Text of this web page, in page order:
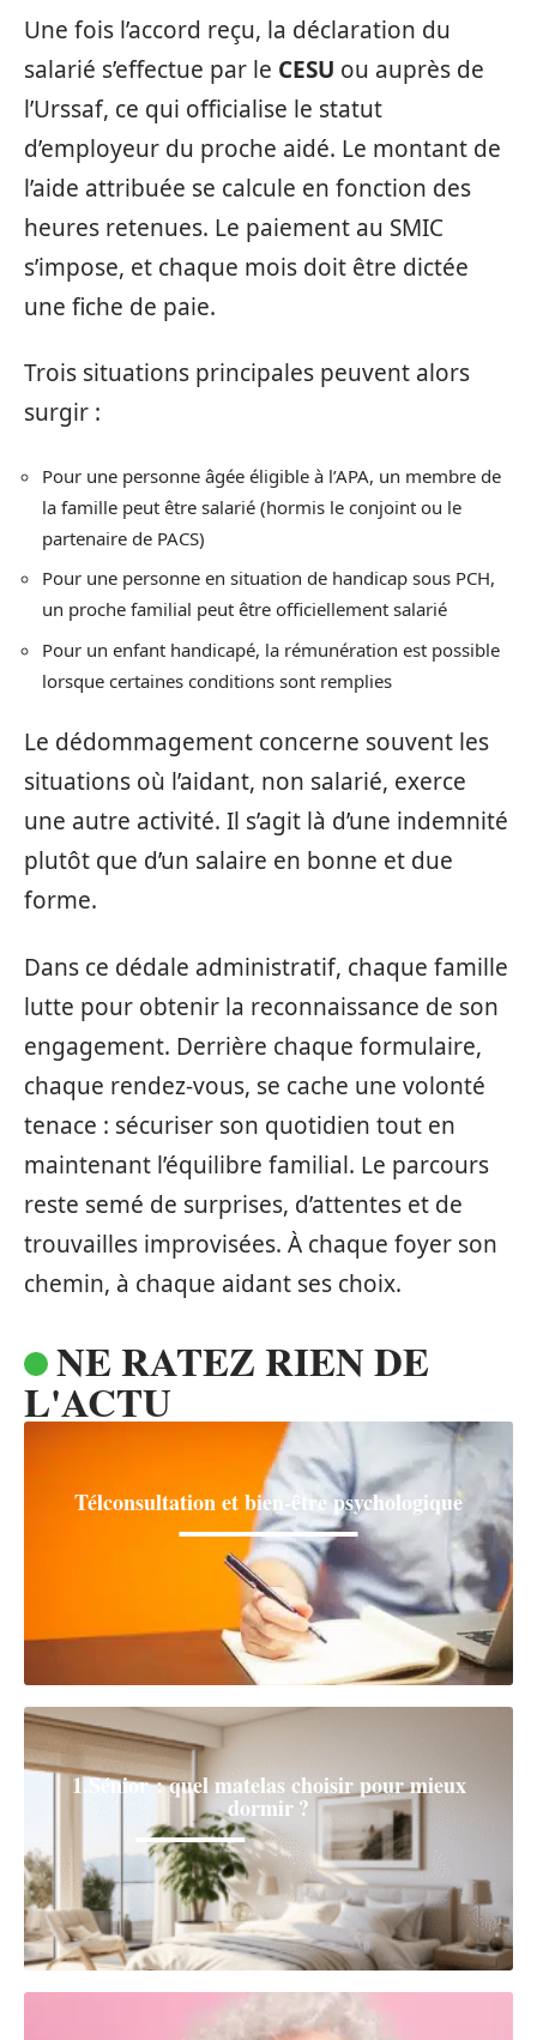
Une fois l’accord reçu, la déclaration du
salarié s’effectue par le CESU ou auprès de
l’Urssaf, ce qui officialise le statut
d’employeur du proche aidé. Le montant de
l’aide attribuée se calcule en fonction des
heures retenues. Le paiement au SMIC
s’impose, et chaque mois doit être dictée
une fiche de paie.
Trois situations principales peuvent alors
surgir :
Pour une personne âgée éligible à l’APA, un membre de
la famille peut être salarié (hormis le conjoint ou le
partenaire de PACS)
Pour une personne en situation de handicap sous PCH,
un proche familial peut être officiellement salarié
Pour un enfant handicapé, la rémunération est possible
lorsque certaines conditions sont remplies
Le dédommagement concerne souvent les
situations où l’aidant, non salarié, exerce
une autre activité. Il s’agit là d’une indemnité
plutôt que d’un salaire en bonne et due
forme.
Dans ce dédale administratif, chaque famille
lutte pour obtenir la reconnaissance de son
engagement. Derrière chaque formulaire,
chaque rendez-vous, se cache une volonté
tenace : sécuriser son quotidien tout en
maintenant l’équilibre familial. Le parcours
reste semé de surprises, d’attentes et de
trouvailles improvisées. À chaque foyer son
chemin, à chaque aidant ses choix.
NE RATEZ RIEN DE
L'ACTU
Télconsultation et bien-être psychologique
1.Sénior : quel matelas choisir pour mieux
dormir ?